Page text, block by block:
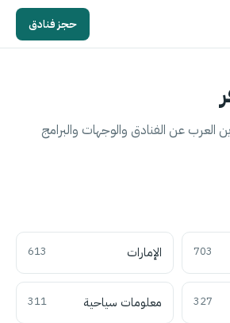
حجز فنادق
العرب عن الفنادق والوجهات والبرامج
703 الإمارات 613
327 معلومات سياحية 311